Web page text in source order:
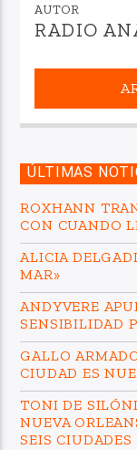
AUTOR
RADIO
ÚLTIMAS
ROXHANN
CON CUANDO
ALICIA
MAR»
ANDYVERE
SENSIBILIDAD
GALLO
CIUDAD ES
TONI DE
NUEVA
SEIS CIUDADES